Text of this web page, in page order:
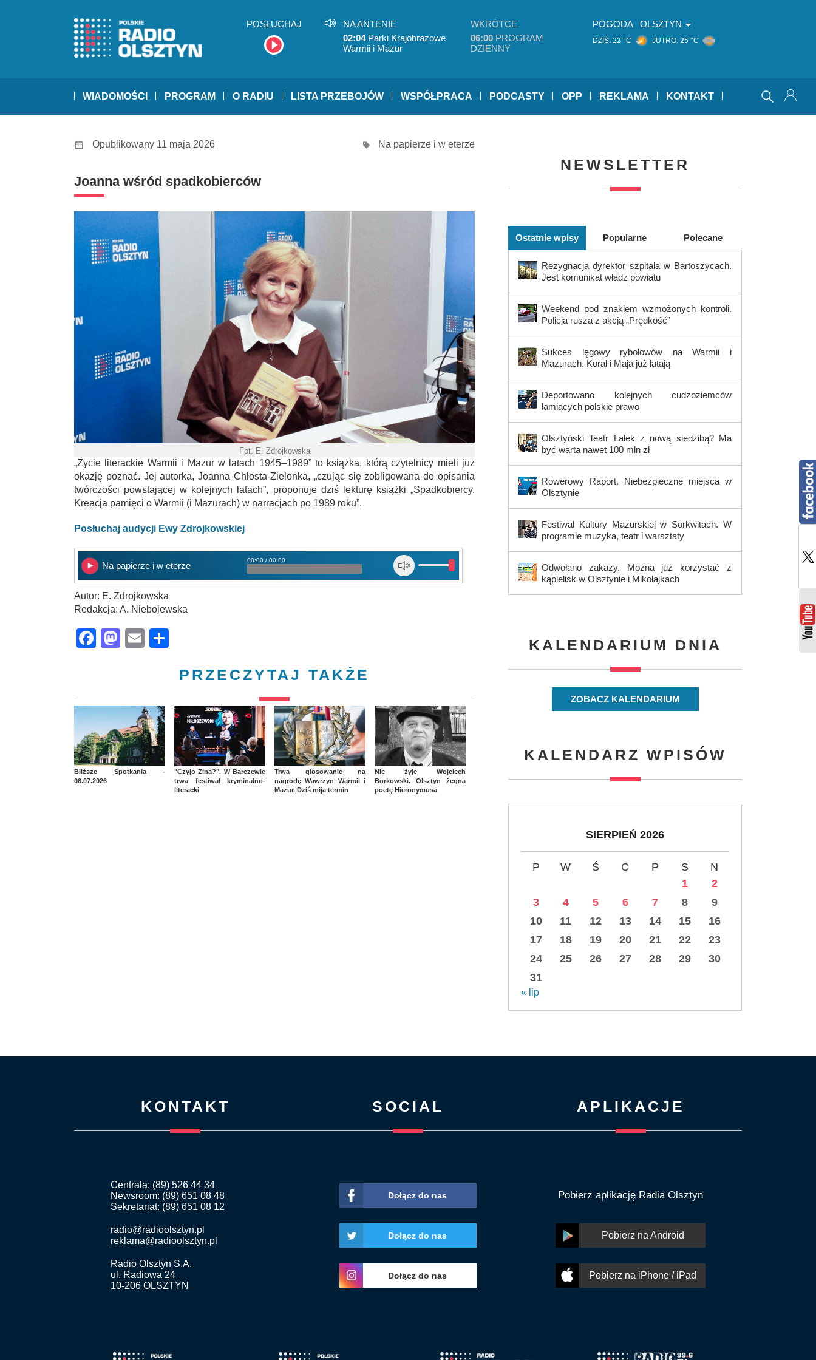
POSŁUCHAJ
NA ANTENIE
02:04Parki Krajobrazowe
Warmii i Mazur
WKRÓTCE
06:00 PROGRAM
DZIENNY
POGODA OLSZTYN
DZIŚ: 22 °C JUTRO: 25 °C
WIADOMOŚCI PROGRAM O RADIU LISTA PRZEBOJÓW WSPÓŁPRACA PODCASTY OPP REKLAMA KONTAKT
Opublikowany 11 maja 2026 Na papierze i w eterze
Joanna wśród spadkobierców
Fot. E. Zdrojkowska
„Życie literackie Warmii i Mazur w latach 1945–1989” to książka, którą czytelnicy mieli już
okazję poznać. Jej autorka, Joanna Chłosta-Zielonka, „czując się zobligowana do opisania
twórczości powstającej w kolejnych latach”, proponuje dziś lekturę książki „Spadkobiercy.
Kreacja pamięci o Warmii (i Mazurach) w narracjach po 1989 roku”.
Posłuchaj audycji Ewy Zdrojkowskiej
Na papierze i w eterze
00:00 / 00:00
Autor: E. Zdrojkowska
Redakcja: A. Niebojewska
Facebook
Mastodon
Email
PRZECZYTAJ TAKŻE
Bliższe Spotkania -
08.07.2026
"Czyjo Zina?". W Barczewie
trwa festiwal kryminalno-
literacki
Trwa głosowanie na
nagrodę Wawrzyn Warmii i
Mazur. Dziś mija termin
Nie żyje Wojciech
Borkowski. Olsztyn żegna
poetę Hieronymusa
NEWSLETTER
Ostatnie wpisy Popularne Polecane
Rezygnacja dyrektor szpitala w Bartoszycach.
Jest komunikat władz powiatu
Weekend pod znakiem wzmożonych kontroli.
Policja rusza z akcją „Prędkość”
Sukces lęgowy rybołowów na Warmii i
Mazurach. Koral i Maja już latają
Deportowano kolejnych cudzoziemców
łamiących polskie prawo
Olsztyński Teatr Lalek z nową siedzibą? Ma
być warta nawet 100 mln zł
Rowerowy Raport. Niebezpieczne miejsca w
Olsztynie
Festiwal Kultury Mazurskiej w Sorkwitach. W
programie muzyka, teatr i warsztaty
Odwołano zakazy. Można już korzystać z
kąpielisk w Olsztynie i Mikołajkach
KALENDARIUM DNIA
ZOBACZ KALENDARIUM
KALENDARZ WPISÓW
SIERPIEŃ 2026
P W Ś C P S
N
1
2
3
4 5 6 7 8
9
10
11 12 13 14 15
16
17
18 19 20 21 22
23
24
25 26 27 28 29
30
31
« lip
KONTAKT
Centrala: (89) 526 44 34
Newsroom: (89) 651 08 48
Sekretariat: (89) 651 08 12
radio@radioolsztyn.pl
reklama@radioolsztyn.pl
Radio Olsztyn S.A.
ul. Radiowa 24
10-206 OLSZTYN
SOCIAL
Dołącz do nas
Dołącz do nas
Dołącz do nas
APLIKACJE
Pobierz aplikację Radia Olsztyn
Pobierz na Android
Pobierz na iPhone / iPad